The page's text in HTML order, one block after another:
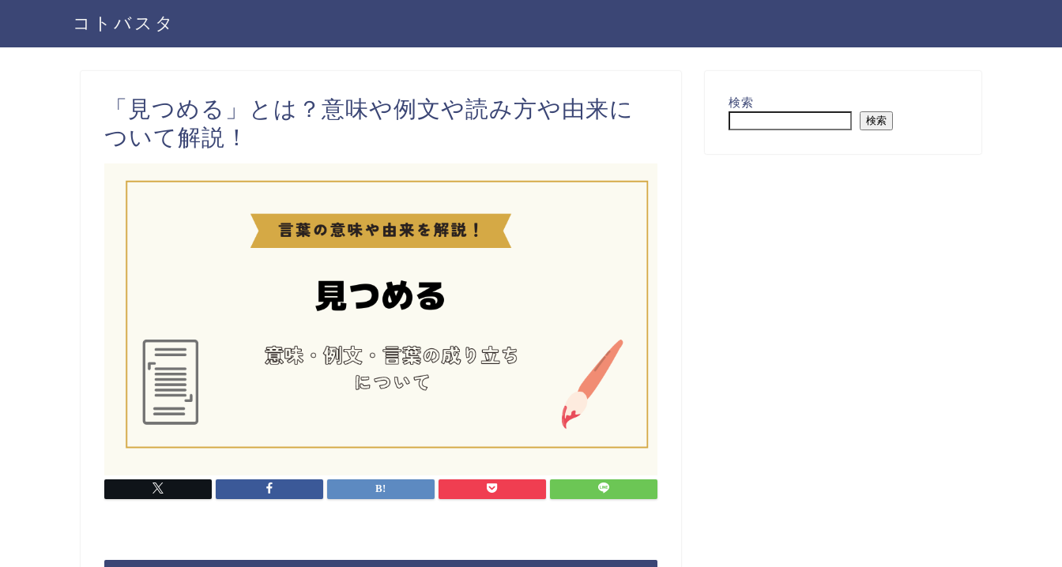
コトバスタ
「見つめる」とは？意味や例文や読み方や由来に
ついて解説！
検索
検索